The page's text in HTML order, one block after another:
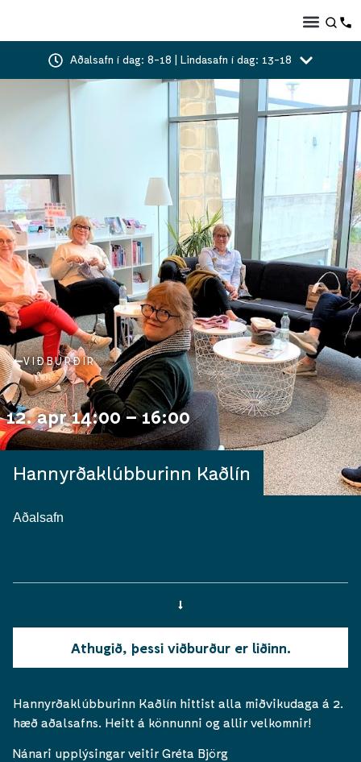
Aðalsafn í dag: 8-18 | Lindasafn í dag: 13-18
VIÐBURÐIR
12. apr 14:00 – 16:00
Hannyrðaklúbburinn Kaðlín
Aðalsafn
Athugið, þessi viðburður er liðinn.
Hannyrðaklúbburinn Kaðlín hittist alla miðvikudaga á 2.
hæð aðalsafns. Heitt á könnunni og allir velkomnir!
Nánari upplýsingar veitir Gréta Björg